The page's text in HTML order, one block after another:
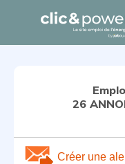
26
Créer une